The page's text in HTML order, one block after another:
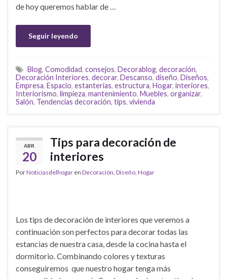
de hoy queremos hablar de …
Seguir leyendo
Blog, Comodidad, consejos, Decorablog, decoración,
Decoración Interiores, decorar, Descanso, diseño, Diseños,
Empresa, Espacio, estanterias, estructura, Hogar, interiores,
Interiorismo, limpieza, mantenimiento, Muebles, organizar,
Salón, Tendencias decoración, tips, vivienda
ABR
20
Tips para decoración de
interiores
PorNoticiasdelhogar en Decoración, Diseño, Hogar
Los tips de decoración de interiores que veremos a
continuación son perfectos para decorar todas las
estancias de nuestra casa, desde la cocina hasta el
dormitorio. Combinando colores y texturas
conseguiremos que nuestro hogar tenga más